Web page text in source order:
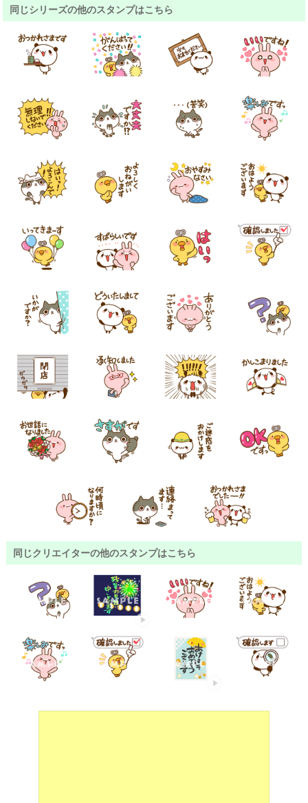
同じシリーズの他のスタンプはこちら
同じクリエイターの他のスタンプはこちら